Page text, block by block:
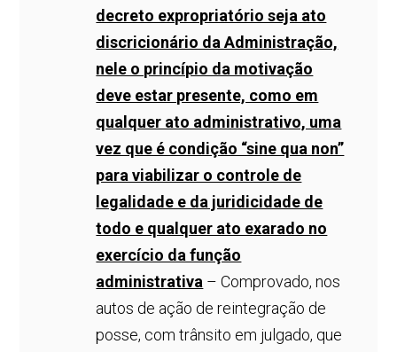
decreto expropriatório seja ato
discricionário da Administração,
nele o princípio da motivação
deve estar presente, como em
qualquer ato administrativo, uma
vez que é condição “sine qua non”
para viabilizar o controle de
legalidade e da juridicidade de
todo e qualquer ato exarado no
exercício da função
administrativa – Comprovado, nos
autos de ação de reintegração de
posse, com trânsito em julgado, que